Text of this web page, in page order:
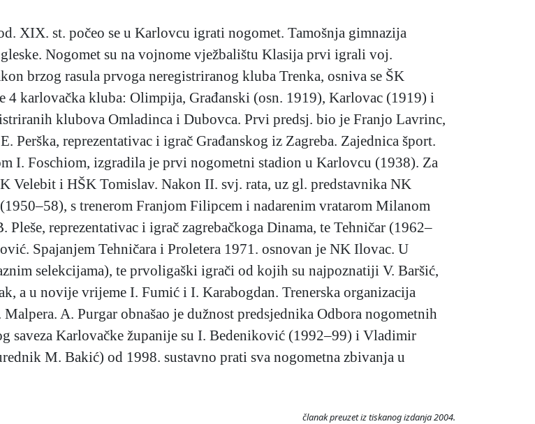
XIX. st. počeo se u Karlovcu igrati nogomet. Tamošnja gimnazija
Nogomet su na vojnome vježbalištu Klasija prvi igrali voj.
brzog rasula prvoga neregistriranog kluba Trenka, osniva se ŠK
4 karlovačka kluba: Olimpija, Građanski (osn. 1919), Karlovac (1919) i
klubova Omladinca i Dubovca. Prvi predsj. bio je Franjo Lavrinc,
Perška, reprezentativac i igrač Građanskog iz Zagreba. Zajednica šport.
I. Foschiom, izgradila je prvi nogometni stadion u Karlovcu (1938). Za
i HŠK Tomislav. Nakon II. svj. rata, uz gl. predstavnika NK
s trenerom Franjom Filipcem i nadarenim vratarom Milanom
reprezentativac i igrač zagrebačkoga Dinama, te Tehničar (1962–
Spajanjem Tehničara i Proletera 1971. osnovan je NK Ilovac. U
selekcijama), te prvoligaški igrači od kojih su najpoznatiji V. Baršić,
a u novije vrijeme I. Fumić i I. Karabogdan. Trenerska organizacija
A. Purgar obnašao je dužnost predsjednika Odbora nogometnih
saveza Karlovačke županije su I. Bedeniković (1992–99) i Vladimir
M. Bakić) od 1998. sustavno prati sva nogometna zbivanja u
članak preuzet iz tiskanog izdanja 2004.